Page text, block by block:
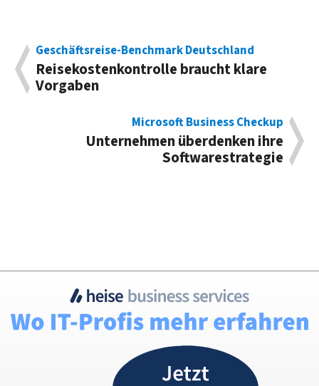
Geschäftsreise-Benchmark Deutschland
Reisekostenkontrolle braucht klare
Vorgaben
Microsoft Business Checkup
Unternehmen überdenken ihre
Softwarestrategie